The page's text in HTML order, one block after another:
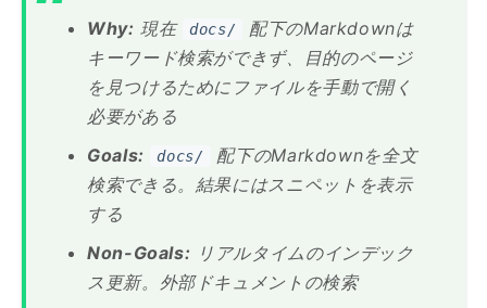
Why: 現在 docs/
配下のMarkdownは
キーワード検索ができず、目的のページ
を見つけるためにファイルを手動で開く
必要がある
Goals:
docs/
配下のMarkdownを全文
検索できる。結果にはスニペットを表示
する
Non-Goals: リアルタイムのインデック
ス更新。外部ドキュメントの検索